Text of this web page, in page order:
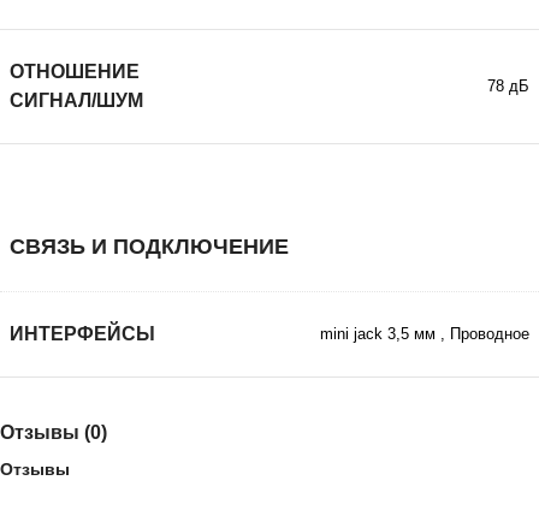
ОТНОШЕНИЕ
СИГНАЛ/ШУМ
78 дБ
СВЯЗЬ И ПОДКЛЮЧЕНИЕ
ИНТЕРФЕЙСЫ mini jack 3,5 мм , Проводное
Отзывы (0)
Отзывы